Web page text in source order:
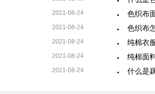
2021-08-24
2021-08-24
2021-08-24
2021-08-24
2021-08-24
色织布
色织布
纯棉衣
纯棉面
什么是